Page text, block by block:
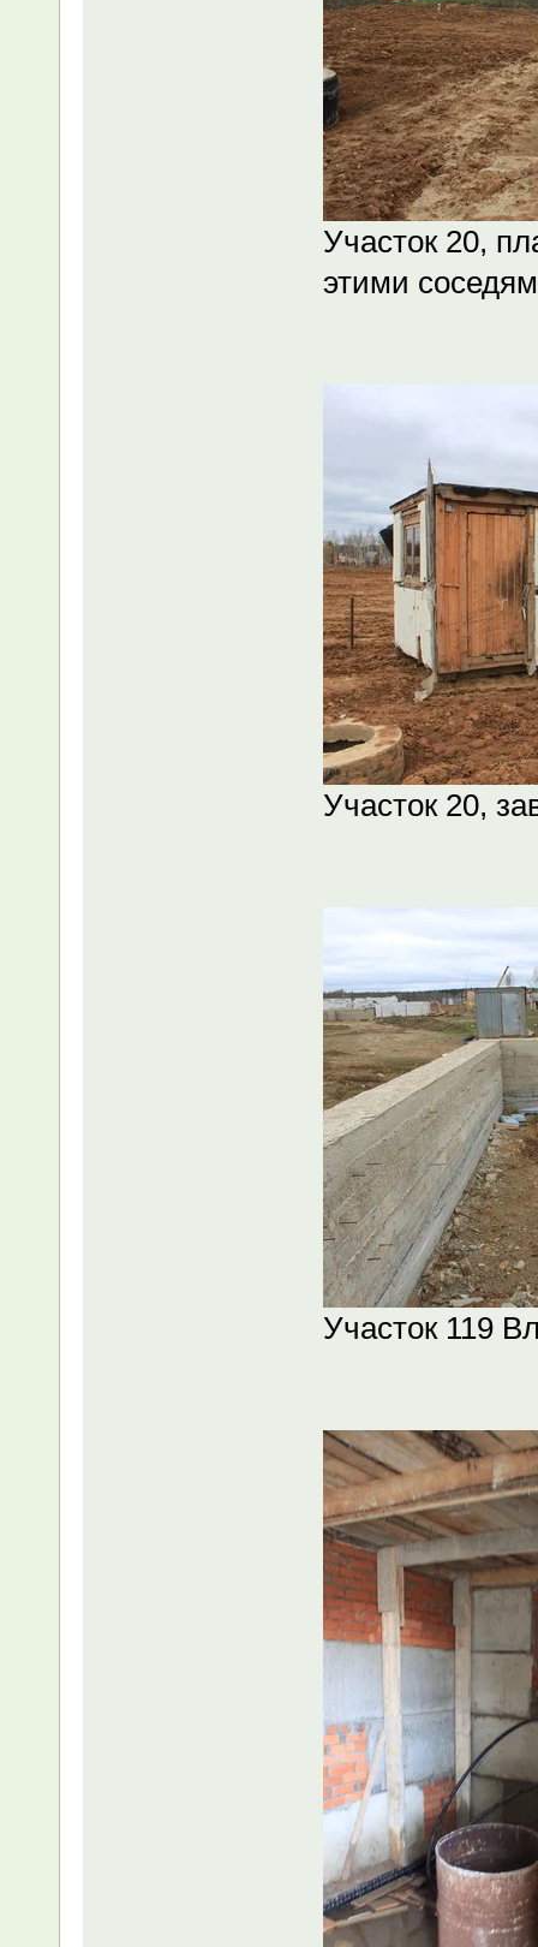
Участок 20,
этими
Участок 20,
Участок 119